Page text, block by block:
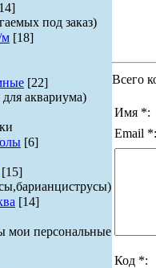
под заказ)
м [18]
[22]
для аквариума)
[6]
[15]
[14]
мои персональные
Всего
Имя *:
Email *:
Код *: